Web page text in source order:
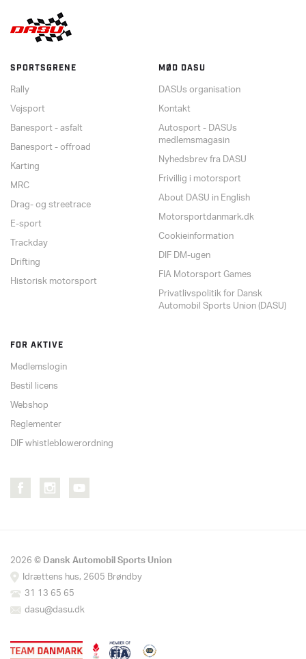
SPORTSGRENE
Rally
Vejsport
Banesport - asfalt
Banesport - offroad
Karting
MRC
Drag- og streetrace
E-sport
Trackday
Drifting
Historisk motorsport
MØD DASU
DASUs organisation
Kontakt
Autosport - DASUs
medlemsmagasin
Nyhedsbrev fra DASU
Frivillig i motorsport
About DASU in English
Motorsportdanmark.dk
Cookieinformation
DIF DM-ugen
FIA Motorsport Games
Privatlivspolitik for Dansk
Automobil Sports Union (DASU)
FOR AKTIVE
Medlemslogin
Bestil licens
Webshop
Reglementer
DIF whistleblowerordning
2026 ©Dansk Automobil Sports Union
Idrættens hus, 2605 Brøndby
31 13 65 65
dasu@dasu.dk